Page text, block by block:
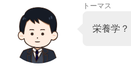
トーマス
栄養学